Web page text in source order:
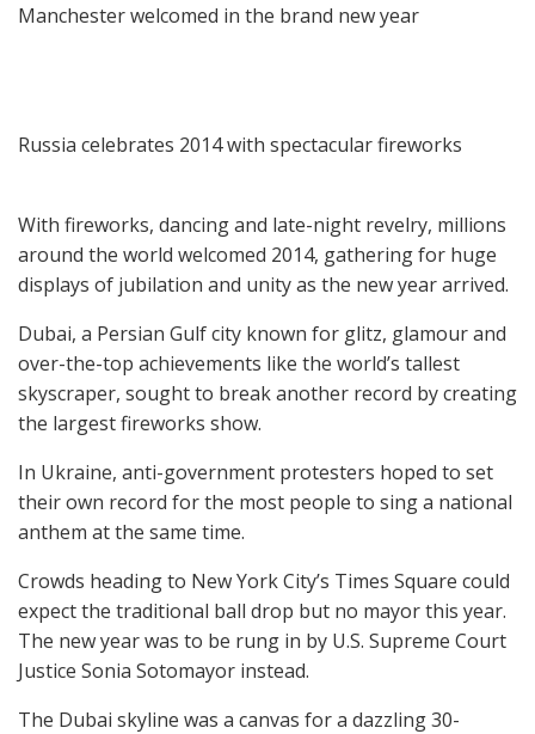
Manchester welcomed in the brand new year
Russia celebrates 2014 with spectacular fireworks
With fireworks, dancing and late-night revelry, millions
around the world welcomed 2014, gathering for huge
displays of jubilation and unity as the new year arrived.
Dubai, a Persian Gulf city known for glitz, glamour and
over-the-top achievements like the world’s tallest
skyscraper, sought to break another record by creating
the largest fireworks show.
In Ukraine, anti-government protesters hoped to set
their own record for the most people to sing a national
anthem at the same time.
Crowds heading to New York City’s Times Square could
expect the traditional ball drop but no mayor this year.
The new year was to be rung in by U.S. Supreme Court
Justice Sonia Sotomayor instead.
The Dubai skyline was a canvas for a dazzling 30-